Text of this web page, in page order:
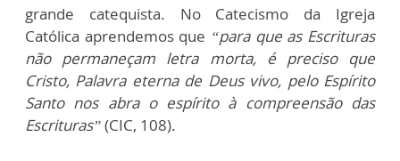
grande catequista. No Catecismo da Igreja
Católica aprendemos que “para que as Escrituras
não permaneçam letra morta, é preciso que
Cristo, Palavra eterna de Deus vivo, pelo Espírito
Santo nos abra o espírito à compreensão das
Escrituras”(CIC, 108).